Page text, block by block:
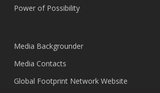
Power of Possibility
Media Backgrounder
Media Contacts
Global Footprint Network Website